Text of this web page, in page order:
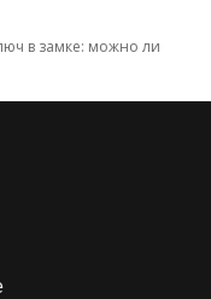
в замке: можно ли